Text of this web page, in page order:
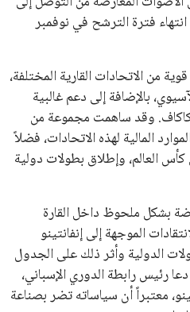
على أحدث الأخبار، التحديثات
بريدك
اشتراك